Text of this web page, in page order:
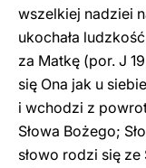
wszelkiej nadziei
ukochała
za Matkę (por. J
się Ona jak u
i wchodzi z
Słowa Bożego;
słowo rodzi się ze